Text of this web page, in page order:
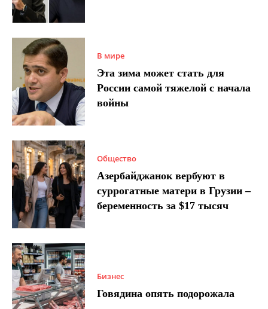
В мире
Эта зима может стать для
России самой тяжелой с начала
войны
Общество
Азербайджанок вербуют в
суррогатные матери в Грузии –
беременность за $17 тысяч
Бизнес
Говядина опять подорожала